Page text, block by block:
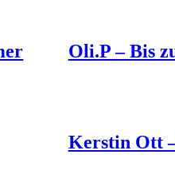
Oli.P – Bis
Kerstin Ott